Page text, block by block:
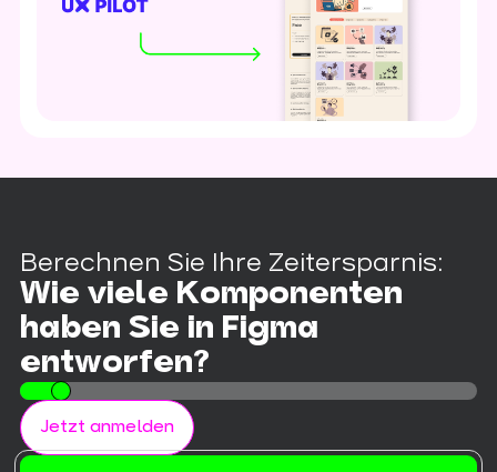
Berechnen Sie Ihre Zeitersparnis:
Wie viele Komponenten
haben Sie in Figma
entworfen?
Jetzt anmelden